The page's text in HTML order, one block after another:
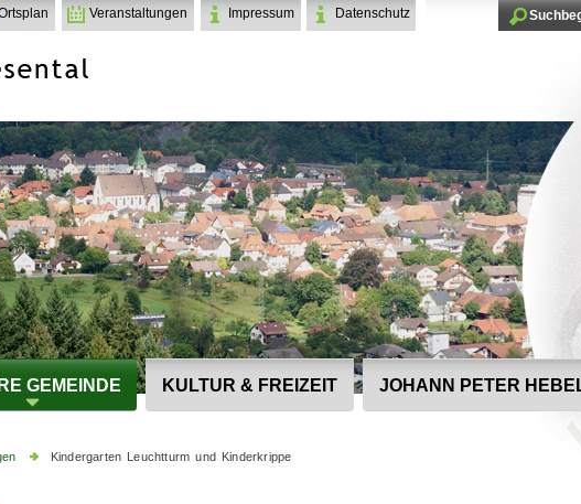
Veranstaltungen Impressum Datenschutz
GEMEINDE KULTUR & FREIZEIT JOHANN PETER HEBEL
Kindergarten Leuchtturm und Kinderkrippe